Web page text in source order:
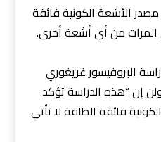
الأشعة الكونية فائقة
المرات من أي أشعة أخرى.
البروفيسور غريغوري
إن “هذه الدراسة تؤكد
فائقة الطاقة لا تأتي